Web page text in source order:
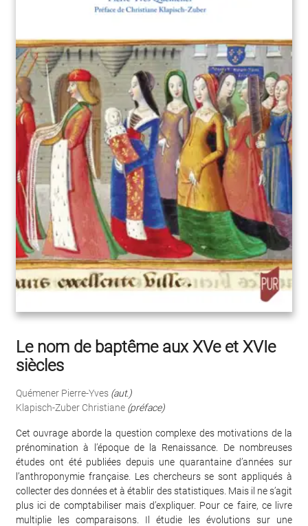
Le nom de baptême aux XVe et XVIe
siècles
Quémener Pierre-Yves (aut.)
Klapisch-Zuber Christiane (préface)
Cet ouvrage aborde la question complexe des motivations de la
prénomination à l’époque de la Renaissance. De nombreuses
études ont été publiées depuis une quarantaine d’années sur
l’anthroponymie française. Les chercheurs se sont appliqués à
collecter des données et à établir des statistiques. Mais il ne s’agit
plus ici de comptabiliser mais d’expliquer. Pour ce faire, ce livre
multiplie les comparaisons. Il étudie les évolutions sur une